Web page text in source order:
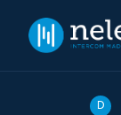
D